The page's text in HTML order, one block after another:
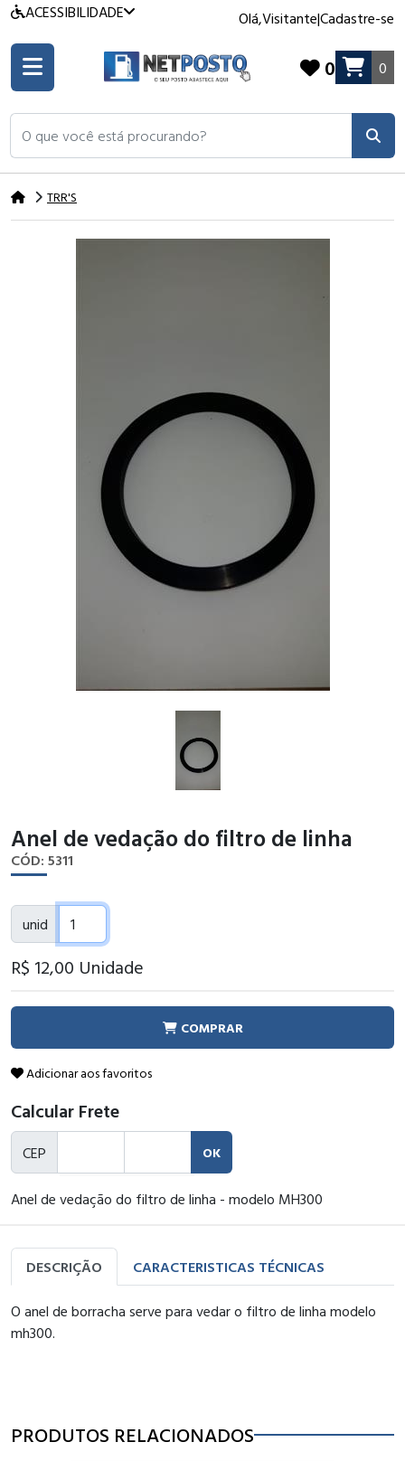
ACESSIBILIDADE Olá,Visitante|Cadastre-se
O que você está procurando?
0 0
TRR'S
Anel de vedação do filtro de linha
CÓD: 5311
unid
R$ 12,00 Unidade
COMPRAR
Adicionar aos favoritos
Calcular Frete
CEP OK
Anel de vedação do filtro de linha - modelo MH300
DESCRIÇÃO CARACTERISTICAS TÉCNICAS
O anel de borracha serve para vedar o filtro de linha modelo
mh300.
PRODUTOS RELACIONADOS